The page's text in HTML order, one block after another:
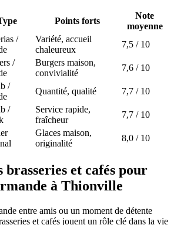
Points forts
Note
moyenne
/
Variété, accueil
chaleureux
7,5 / 10
/
Burgers maison,
convivialité
7,6 / 10
/
Quantité, qualité
7,7 / 10
/
Service rapide,
fraîcheur
7,7 / 10
Glaces maison,
originalité
8,0 / 10
brasseries et cafés pour
à Thionville
entre amis ou un moment de détente
et cafés jouent un rôle clé dans la vie